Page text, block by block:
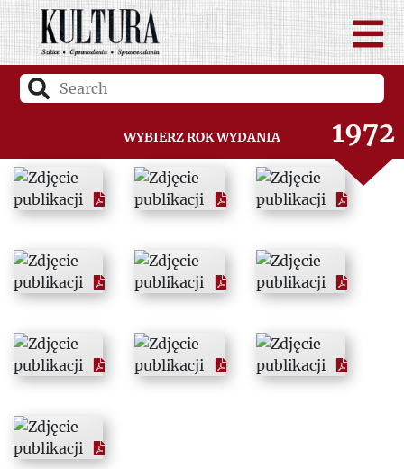
Wybierz rok wydania
1970
1971
1972
1973
1975
1976
1977